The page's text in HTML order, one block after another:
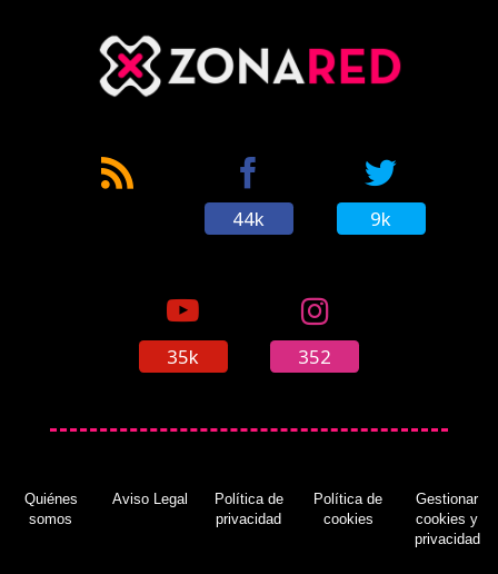
44k 9k
35k 352
Quiénes
somos
Aviso Legal
Política de
privacidad
Política de
cookies
Gestionar
cookies y
privacidad